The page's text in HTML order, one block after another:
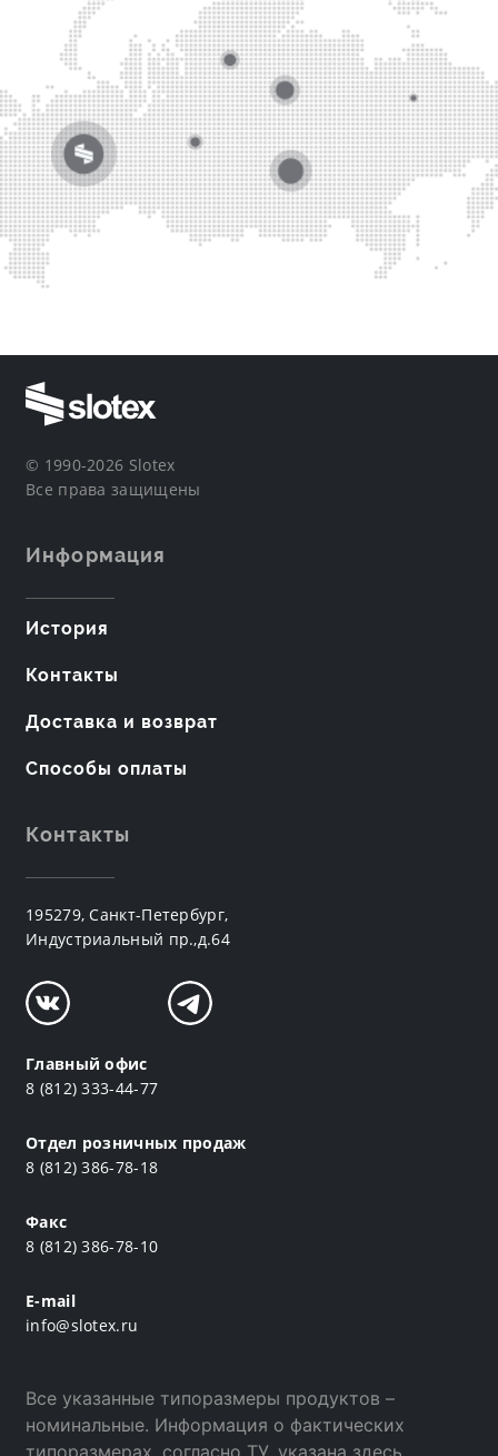
© 1990-2026 Slotex
Все права защищены
Информация
История
Контакты
Доставка и возврат
Способы оплаты
Контакты
195279, Санкт-Петербург,
Индустриальный пр.,д.64
Главный офис
8 (812) 333-44-77
Отдел розничных продаж
8 (812) 386-78-18
Факс
8 (812) 386-78-10
E-mail
info@slotex.ru
Все указанные типоразмеры продуктов –
номинальные. Информация о фактических
типоразмерах, согласно ТУ, указана здесь